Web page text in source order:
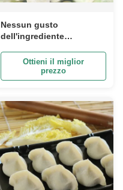
Nessun gusto
dell'ingrediente
copertura della salsa
delle fave congelato
pigmento buon
Ottieni il miglior
prezzo